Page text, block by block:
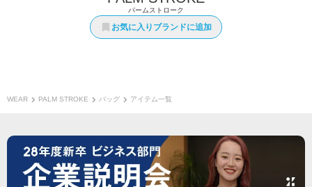
パームストローク
お気に入りブランドに追加
WEAR PALM STROKE バッグ アイテム一覧